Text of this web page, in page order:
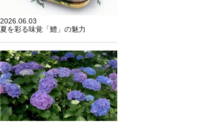
2026.06.03
夏を彩る味覚「鱧」の魅力